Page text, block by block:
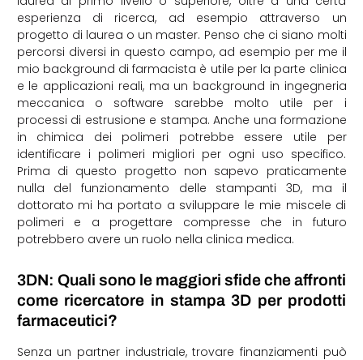
esperienza di ricerca, ad esempio attraverso un
progetto di laurea o un master. Penso che ci siano molti
percorsi diversi in questo campo, ad esempio per me il
mio background di farmacista è utile per la parte clinica
e le applicazioni reali, ma un background in ingegneria
meccanica o software sarebbe molto utile per i
processi di estrusione e stampa. Anche una formazione
in chimica dei polimeri potrebbe essere utile per
identificare i polimeri migliori per ogni uso specifico.
Prima di questo progetto non sapevo praticamente
nulla del funzionamento delle stampanti 3D, ma il
dottorato mi ha portato a sviluppare le mie miscele di
polimeri e a progettare compresse che in futuro
potrebbero avere un ruolo nella clinica medica.
3DN: Quali sono le maggiori sfide che affronti
come ricercatore in stampa 3D per prodotti
farmaceutici?
Senza un partner industriale, trovare finanziamenti può